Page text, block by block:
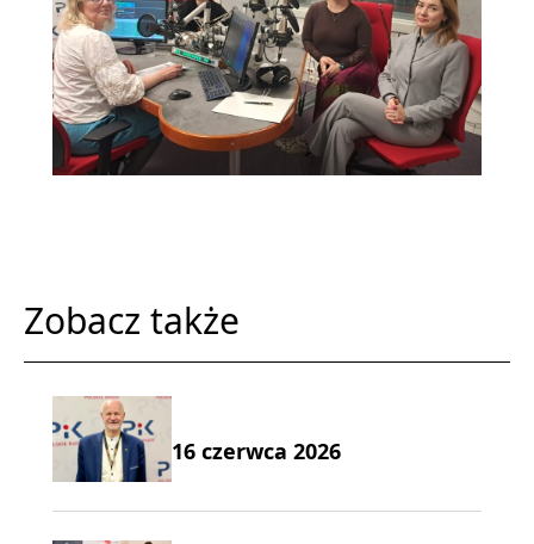
Zobacz także
16 czerwca 2026